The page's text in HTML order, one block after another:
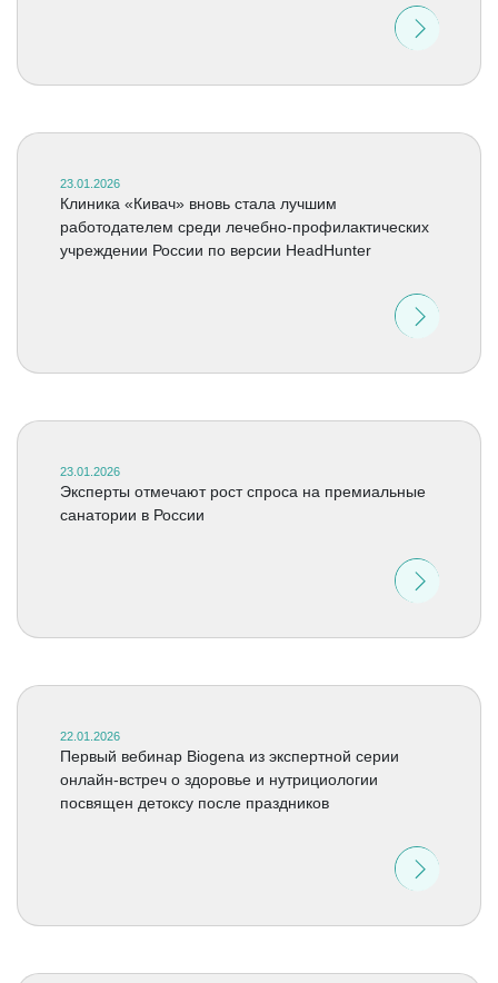
23.01.2026
Клиника «Кивач» вновь стала лучшим
работодателем среди лечебно-профилактических
учреждении России по версии HeadHunter
23.01.2026
Эксперты отмечают рост спроса на премиальные
санатории в России
22.01.2026
Первый вебинар Biogena из экспертной серии
онлайн-встреч о здоровье и нутрициологии
посвящен детоксу после праздников